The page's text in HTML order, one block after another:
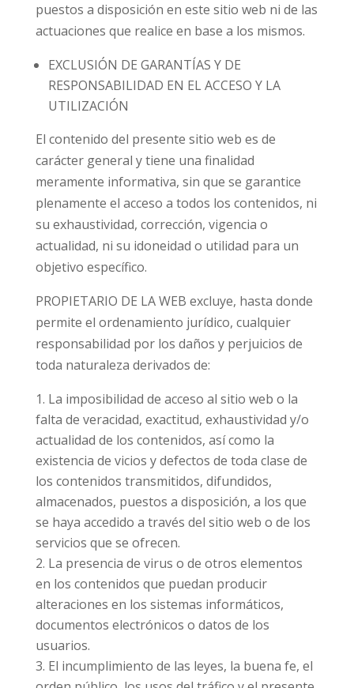
puestos a disposición en este sitio web ni de las
actuaciones que realice en base a los mismos.
EXCLUSIÓN DE GARANTÍAS Y DE
RESPONSABILIDAD EN EL ACCESO Y LA
UTILIZACIÓN
El contenido del presente sitio web es de
carácter general y tiene una finalidad
meramente informativa, sin que se garantice
plenamente el acceso a todos los contenidos, ni
su exhaustividad, corrección, vigencia o
actualidad, ni su idoneidad o utilidad para un
objetivo específico.
PROPIETARIO DE LA WEB excluye, hasta donde
permite el ordenamiento jurídico, cualquier
responsabilidad por los daños y perjuicios de
toda naturaleza derivados de:
La imposibilidad de acceso al sitio web o la
falta de veracidad, exactitud, exhaustividad y/o
actualidad de los contenidos, así como la
existencia de vicios y defectos de toda clase de
los contenidos transmitidos, difundidos,
almacenados, puestos a disposición, a los que
se haya accedido a través del sitio web o de los
servicios que se ofrecen.
La presencia de virus o de otros elementos
en los contenidos que puedan producir
alteraciones en los sistemas informáticos,
documentos electrónicos o datos de los
usuarios.
El incumplimiento de las leyes, la buena fe, el